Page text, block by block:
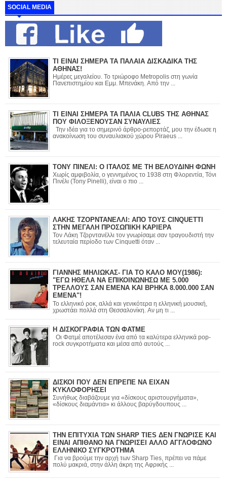
SOCIAL MEDIA
ΤΙ ΕΙΝΑΙ ΣΗΜΕΡΑ ΤΑ ΠΑΛΑΙΑ ΔΙΣΚΑΔΙΚΑ ΤΗΣ
ΑΘΗΝΑΣ!
Ημέρες μεγαλείου. Το τριώροφο Metropolis στη γωνία
Πανεπιστημίου και Εμμ. Μπενάκη. Από την ...
ΤΙ ΕΙΝΑΙ ΣΗΜΕΡΑ ΤΑ ΠΑΛΙΑ CLUBS ΤΗΣ ΑΘΗΝΑΣ
ΠΟΥ ΦΙΛΟΞΕΝΟΥΣΑΝ ΣΥΝΑΥΛΙΕΣ
Την ιδέα για το σημερινό άρθρο-ρεπορτάζ, μου την έδωσε η
ανακοίνωση του συναυλιακού χώρου Piraeus ...
ΤΟΝΥ ΠΙΝΕΛΙ: Ο ΙΤΑΛΟΣ ΜΕ ΤΗ ΒΕΛΟΥΔΙΝΗ ΦΩΝΗ
Χωρίς αμφιβολία, ο γεννημένος το 1938 στη Φλορεντία, Τόνι
Πινέλι (Tony Pinelli), είναι ο πιο ...
ΛΑΚΗΣ ΤΖΟΡΝΤΑΝΕΛΛΙ: ΑΠΟ ΤΟΥΣ CINQUETTI
ΣΤΗΝ ΜΕΓΑΛΗ ΠΡΟΣΩΠΙΚΗ ΚΑΡΙΕΡΑ
Τον Λάκη Τζορντανέλλι τον γνωρίσαμε σαν τραγουδιστή την
τελευταία περίοδο των Cinquetti όταν ...
ΓΙΑΝΝΗΣ ΜΗΛΙΩΚΑΣ- ΓΙΑ ΤΟ ΚΑΛΟ ΜΟΥ(1986):
"ΕΓΩ ΗΘΕΛΑ ΝΑ ΕΠΙΚΟΙΝΩΝΗΣΩ ΜΕ 5.000
ΤΡΕΛΛΟΥΣ ΣΑΝ ΕΜΕΝΑ ΚΑΙ ΒΡΗΚΑ 8.000.000 ΣΑΝ
ΕΜΕΝΑ"!
Το ελληνικό ροκ, αλλά και γενικότερα η ελληνική μουσική,
χρωστάει πολλά στη Θεσσαλονίκη. Αν μη τι ...
Η ΔΙΣΚΟΓΡΑΦΙΑ ΤΩΝ ΦΑΤΜΕ
Οι Φατμέ αποτέλεσαν ένα από τα καλύτερα ελληνικά pop-
rock συγκροτήματα και μέσα από αυτούς ...
ΔΙΣΚΟΙ ΠΟΥ ΔΕΝ ΕΠΡΕΠΕ ΝΑ ΕΙΧΑΝ
ΚΥΚΛΟΦΟΡΗΣΕΙ
Συνήθως διαβάζουμε για «δίσκους αριστουργήματα»,
«δίσκους διαμάντια» κι άλλους βαρύγδουπους ...
ΤΗΝ ΕΠΙΤΥΧΙΑ ΤΩΝ SHARP TIES ΔΕΝ ΓΝΩΡΙΣΕ ΚΑΙ
ΕΙΝΑΙ ΑΠΙΘΑΝΟ ΝΑ ΓΝΩΡΙΣΕΙ ΑΛΛΟ ΑΓΓΛΟΦΩΝΟ
ΕΛΛΗΝΙΚΟ ΣΥΓΚΡΟΤΗΜΑ
Για να βρούμε την αρχή των Sharp Ties, πρέπει να πάμε
πολύ μακριά, στην άλλη άκρη της Αφρικής ...